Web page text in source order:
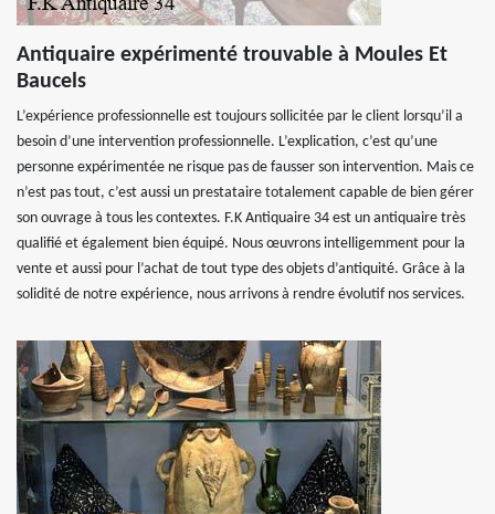
Antiquaire expérimenté trouvable à Moules Et
Baucels
L’expérience professionnelle est toujours sollicitée par le client lorsqu’il a
besoin d’une intervention professionnelle. L’explication, c’est qu’une
personne expérimentée ne risque pas de fausser son intervention. Mais ce
n’est pas tout, c’est aussi un prestataire totalement capable de bien gérer
son ouvrage à tous les contextes. F.K Antiquaire 34 est un antiquaire très
qualifié et également bien équipé. Nous œuvrons intelligemment pour la
vente et aussi pour l’achat de tout type des objets d’antiquité. Grâce à la
solidité de notre expérience, nous arrivons à rendre évolutif nos services.